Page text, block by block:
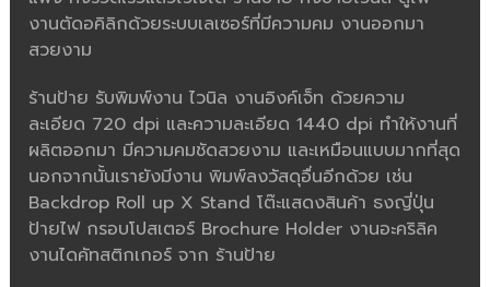
งานตัดอคิลิกด้วยระบบเลเซอร์ที่มีความคม งานออกมา
สวยงาม
ร้านป้าย รับพิมพ์งาน ไวนิล งานอิงค์เจ็ท ด้วยความ
ละเอียด 720 dpi และความละเอียด 1440 dpi ทำให้งานที่
ผลิตออกมา มีความคมชัดสวยงาม และเหมือนแบบมากที่สุด
นอกจากนั้นเรายังมีงาน พิมพ์ลงวัสดุอื่นอีกด้วย เช่น
Backdrop Roll up X Stand โต๊ะแสดงสินค้า ธงญี่ปุ่น
ป้ายไฟ กรอบโปสเตอร์ Brochure Holder งานอะคริลิค
งานไดคัทสติกเกอร์ จาก ร้านป้าย